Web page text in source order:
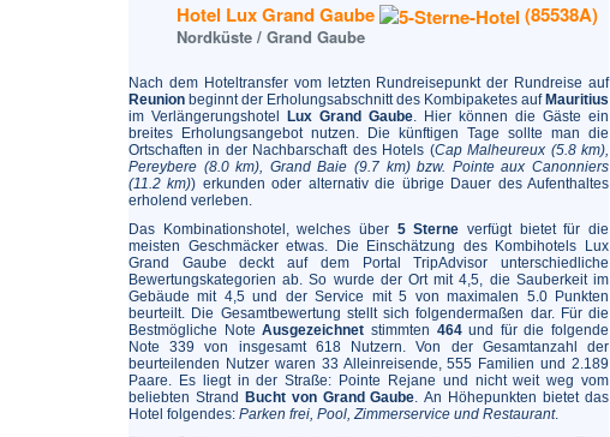
Hotel Lux Grand Gaube (85538A)
Nordküste / Grand Gaube
Nach dem Hoteltransfer vom letzten Rundreisepunkt der Rundreise auf
Reunion beginnt der Erholungsabschnitt des Kombipaketes auf Mauritius
im Verlängerungshotel
Lux Grand Gaube. Hier können die Gäste ein
breites Erholungsangebot nutzen. Die künftigen Tage sollte man die
Ortschaften in der Nachbarschaft des Hotels (Cap Malheureux (5.8 km),
Pereybere (8.0 km), Grand Baie (9.7 km) bzw. Pointe aux Canonniers
(11.2 km)) erkunden oder alternativ die übrige Dauer des Aufenthaltes
erholend verleben.
Das Kombinationshotel, welches über 5 Sterne verfügt bietet für die
meisten Geschmäcker etwas. Die Einschätzung des Kombihotels Lux
Grand Gaube deckt auf dem Portal TripAdvisor unterschiedliche
Bewertungskategorien ab. So wurde der Ort mit 4,5, die Sauberkeit im
Gebäude mit 4,5 und der Service mit 5 von maximalen 5.0 Punkten
beurteilt. Die Gesamtbewertung stellt sich folgendermaßen dar. Für die
Bestmögliche NoteAusgezeichnet stimmten 464und für die folgende
Note 339 von insgesamt 618 Nutzern. Von der Gesamtanzahl der
beurteilenden Nutzer waren 33 Alleinreisende, 555 Familien und 2.189
Paare. Es liegt in der Straße: Pointe Rejane und nicht weit weg vom
beliebten Strand
Bucht von Grand Gaube. An Höhepunkten bietet das
Hotel folgendes: Parken frei, Pool, Zimmerservice und Restaurant.